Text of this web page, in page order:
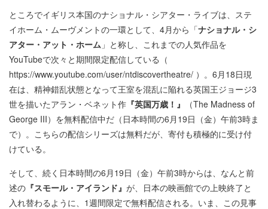
ところでイギリス本国のナショナル・シアター・ライブは、ステ
イホーム・ムーヴメントの一環として、4月から「ナショナル・シ
アター・アット・ホーム 」と称し、これまでの人気作品を
YouTubeで次々と期間限定配信している（
https://www.youtube.com/user/ntdiscovertheatre/ ）。6月18日現
在は、精神錯乱状態となって王室を混乱に陥れる英国王ジョージ3
世を描いたアラン・ベネット作 『英国万歳！』
（The Madness of
George III）を無料配信中だ（日本時間の6月19日（金）午前3時ま
で）。こちらの配信シリーズは無料だが、寄付も積極的に受け付
けている。
そして、続く日本時間の6月19日（金）午前3時からは、なんと前
述の 『スモール・アイランド』 が、日本の映画館での上映終了と
入れ替わるように、1週間限定で無料配信される。いま、この見事